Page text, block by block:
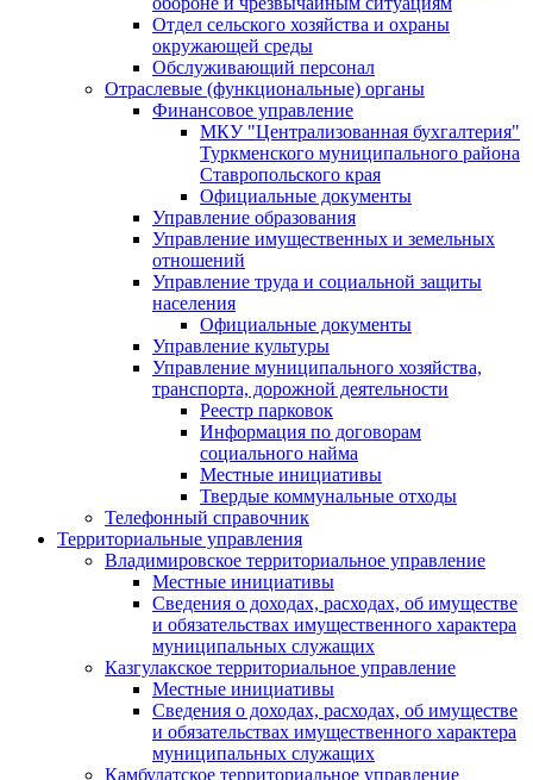
Отдел сельского хозяйства и охраны
окружающей среды
Обслуживающий персонал
Отраслевые (функциональные) органы
Финансовое управление
МКУ "Централизованная бухгалтерия"
Туркменского муниципального района
Ставропольского края
Официальные документы
Управление образования
Управление имущественных и земельных
отношений
Управление труда и социальной защиты
населения
Официальные документы
Управление культуры
Управление муниципального хозяйства,
транспорта, дорожной деятельности
Реестр парковок
Информация по договорам
социального найма
Местные инициативы
Твердые коммунальные отходы
Телефонный справочник
Территориальные управления
Владимировское территориальное управление
Местные инициативы
Сведения о доходах, расходах, об имуществе
и обязательствах имущественного характера
муниципальных служащих
Казгулакское территориальное управление
Местные инициативы
Сведения о доходах, расходах, об имуществе
и обязательствах имущественного характера
муниципальных служащих
Камбулатское территориальное управление